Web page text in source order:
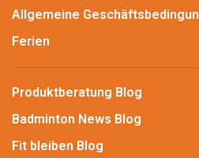
Allgemeine
Ferien
Produktberatung Blog
Badminton News Blog
Fit bleiben Blog